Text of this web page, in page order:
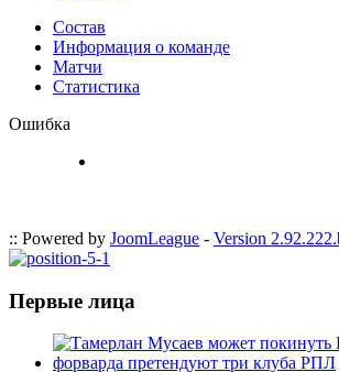
Состав
Информация о команде
Матчи
Статистика
Ошибка
:: Powered by JoomLeague - Version
Первые лица